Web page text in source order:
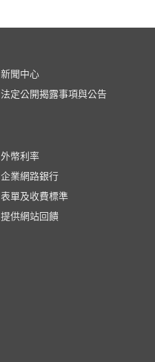
新聞中心
法定公開揭露事項與公告
外幣利率
企業網路銀行
表單及收費標準
提供網站回饋